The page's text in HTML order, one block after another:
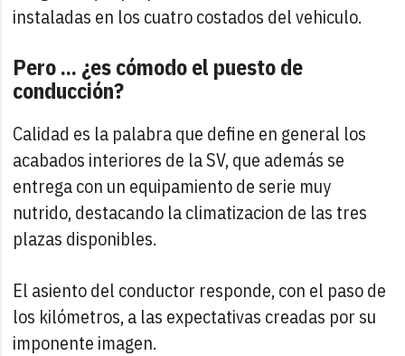
instaladas en los cuatro costados del vehiculo.
Pero ... ¿es cómodo el puesto de
conducción?
Calidad es la palabra que define en general los
acabados interiores de la SV, que además se
entrega con un equipamiento de serie muy
nutrido, destacando la climatizacion de las tres
plazas disponibles.
El asiento del conductor responde, con el paso de
los kilómetros, a las expectativas creadas por su
imponente imagen.